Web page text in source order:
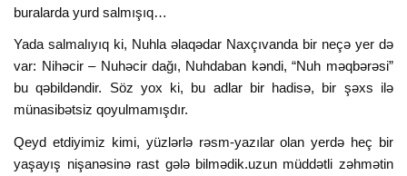
buralarda yurd salmışıq…
Yada salmalıyıq ki, Nuhla əlaqədar Naxçıvanda bir neçə yer də
var: Nihəcir – Nuhəcir dağı, Nuhdaban kəndi, “Nuh məqbərəsi”
bu qəbildəndir. Söz yox ki, bu adlar bir hadisə, bir şəxs ilə
münasibətsiz qoyulmamışdır.
Qeyd etdiyimiz kimi, yüzlərlə rəsm-yazılar olan yerdə heç bir
yaşayış nişanəsinə rast gələ bilmədik.uzun müddətli zəhmətin